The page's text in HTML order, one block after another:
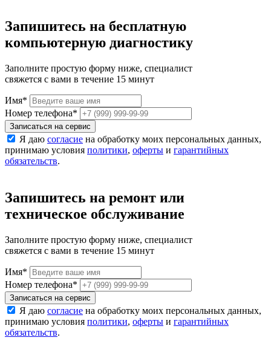
Запишитесь на бесплатную
компьютерную диагностику
Заполните простую форму ниже, специалист
свяжется с вами в течение 15 минут
Имя*
Номер телефона*
Записаться на сервис
Я даю согласие на обработку моих персональных данных,
принимаю условия политики, оферты и гарантийных
обязательств.
Запишитесь на ремонт или
техническое обслуживание
Заполните простую форму ниже, специалист
свяжется с вами в течение 15 минут
Имя*
Номер телефона*
Записаться на сервис
Я даю согласие на обработку моих персональных данных,
принимаю условия политики, оферты и гарантийных
обязательств.